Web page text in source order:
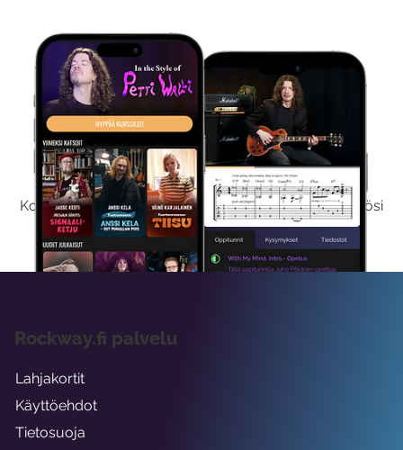
Kokeile Ilmaiseksi
Kokeilemalla ilmaiseksi saat koko sisältömme käyttöösi
viikon ajaksi.
Rockway.fi palvelu
Lahjakortit
Käyttöehdot
Tietosuoja